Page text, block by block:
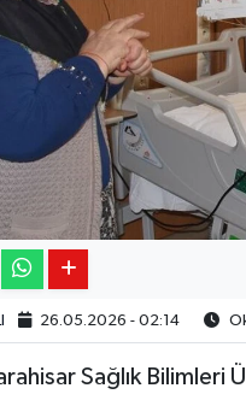
26.05.2026 - 02:14
Sağlık Bilimleri